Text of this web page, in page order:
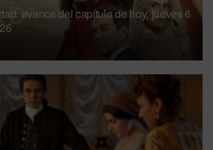
avance del capítulo de hoy, jueves 6